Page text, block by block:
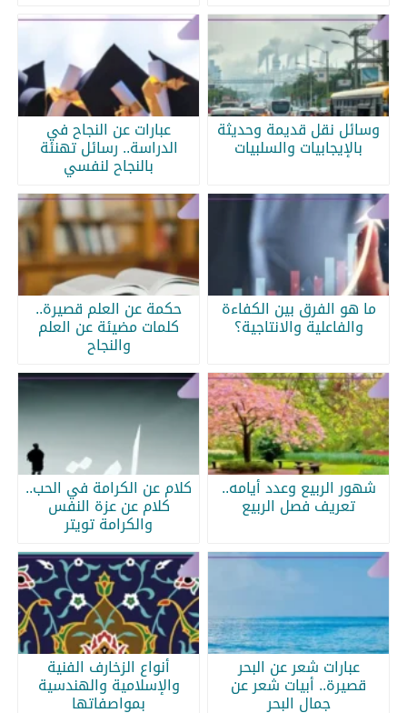
وسائل نقل قديمة وحديثة
بالإيجابيات والسلبيات
عبارات عن النجاح في
الدراسة.. رسائل تهنئة
بالنجاح لنفسي
ما هو الفرق بين الكفاءة
والفاعلية والانتاجية؟
حكمة عن العلم قصيرة..
كلمات مضيئة عن العلم
والنجاح
شهور الربيع وعدد أيامه..
تعريف فصل الربيع
كلام عن الكرامة في الحب..
كلام عن عزة النفس
والكرامة تويتر
عبارات شعر عن البحر
قصيرة.. أبيات شعر عن
جمال البحر
أنواع الزخارف الفنية
والإسلامية والهندسية
بمواصفاتها